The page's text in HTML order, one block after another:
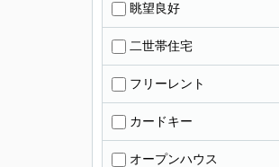
眺望良好
二世帯住宅
フリーレント
カードキー
オープンハウス